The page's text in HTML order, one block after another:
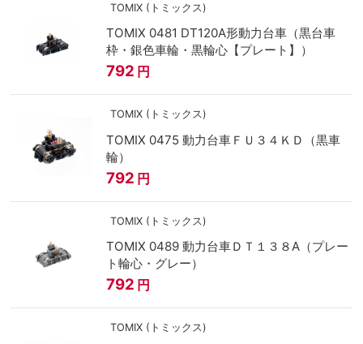
TOMIX (トミックス)
TOMIX 0481 DT120A形動力台車（黒台車
枠・銀色車輪・黒輪心【プレート】）
792 円
TOMIX (トミックス)
TOMIX 0475 動力台車ＦＵ３４ＫＤ（黒車
輪）
792 円
TOMIX (トミックス)
TOMIX 0489 動力台車ＤＴ１３８A（プレー
ト輪心・グレー）
792 円
TOMIX (トミックス)